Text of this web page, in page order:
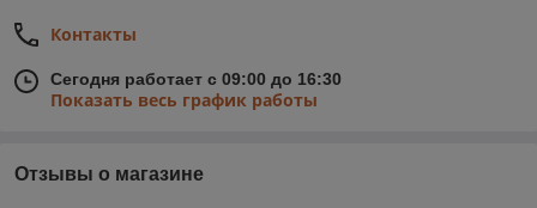
Контакты
Сегодня работает с 09:00 до 16:30
Показать весь график работы
Отзывы о магазине